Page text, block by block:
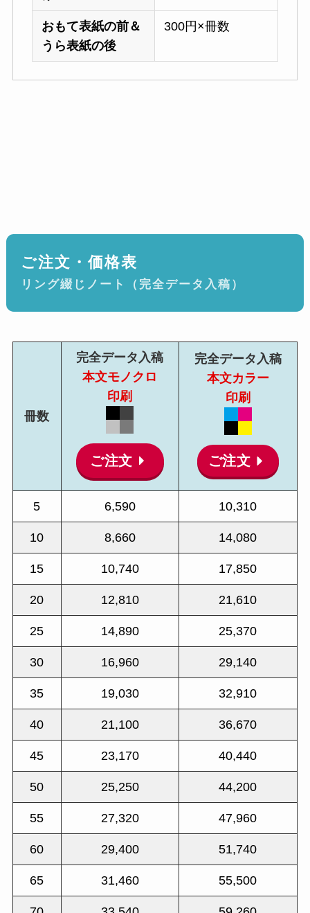
おもて表紙の前＆
うら表紙の後
300円×冊数
ご注文・価格表
リング綴じノート（完全データ入稿）
冊数
完全データ入稿
本文モノクロ
印刷
ご注文
完全データ入稿
本文カラー
印刷
ご注文
5 6,590 10,310
10 8,660 14,080
15 10,740 17,850
20 12,810 21,610
25 14,890 25,370
30 16,960 29,140
35 19,030 32,910
40 21,100 36,670
45 23,170 40,440
50 25,250 44,200
55 27,320 47,960
60 29,400 51,740
65 31,460 55,500